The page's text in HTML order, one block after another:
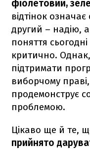
фіолетовий,
відтінок означає
другий – надію,
поняття
критично.
підтримати
виборчому
продемонструє
проблемою.
Цікаво ще й те,
прийнято